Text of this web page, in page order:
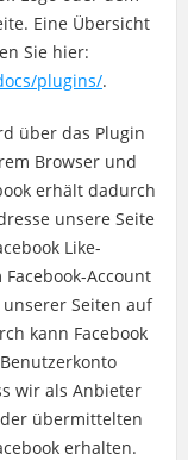
Eine Übersicht
Sie hier:
plugins/.
über das Plugin
Browser und
erhält dadurch
unsere Seite
Like-
Account
Seiten auf
kann Facebook
wir als Anbieter
übermittelten
erhalten.